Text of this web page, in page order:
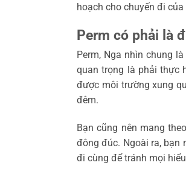
hoạch cho chuyến đi
Perm có phải là
Perm, Nga nhìn chung
quan trọng là phải thực
được môi trường xung
đêm.
Bạn cũng nên mang
đông đúc. Ngoài ra, bạn
đi cùng để tránh mọi